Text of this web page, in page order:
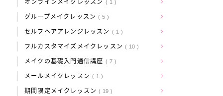
オンラインメイクレッスン 1
グループメイクレッスン 5
セルフヘアアレンジレッスン 1
フルカスタマイズメイクレッスン 10
メイクの基礎入門通信講座 7
メールメイクレッスン 1
期間限定メイクレッスン 19